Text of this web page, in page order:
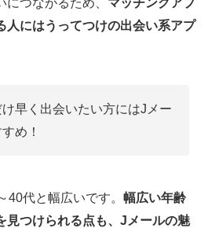
つながるため、 マッチングアプ
人にはうってつけの出会い系アプ
早く出会いたい方にはJメー
め！
40代と幅広いです。 幅広い年齢
見つけられる点も、Jメールの魅